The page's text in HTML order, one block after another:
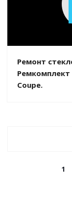
Ремонт
Ремкомплект
Coupe.
1